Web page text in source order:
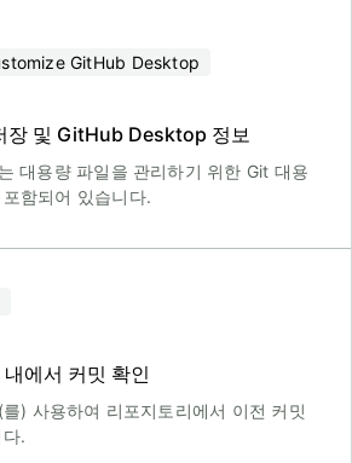
GitHub Desktop
장 및 GitHub Desktop 정보
대용량 파일을 관리하기 위한 Git 대용
함되어 있습니다.
에서 커밋 확인
) 사용하여 리포지토리에서 이전 커밋
.